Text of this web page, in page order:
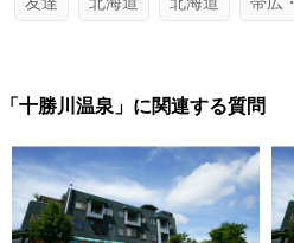
「十勝川温泉」に関連する質問